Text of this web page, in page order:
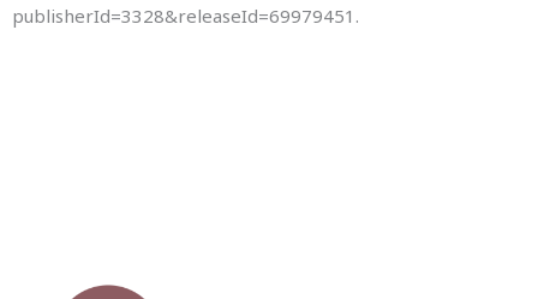
publisherId=3328&releaseId=69979451.